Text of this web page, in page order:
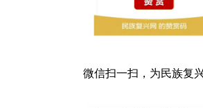
微信扫一扫，为民族复